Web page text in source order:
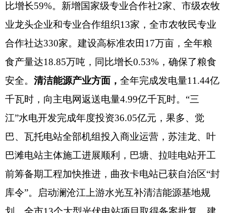
比增长59%。新增国家级专业合作社2家、市级农牧
业龙头企业和专业合作组织13家，全市农牧民专业
合作社达330家。建设高标准农田 17万亩，全年粮
食产量达18.85万吨，同比增长0.53%，确保了粮食
安全。 清洁能源产业方面， 全年完成发电量11.44亿
千瓦时，向主电网返送电量4.99亿千瓦时。“三
江”水电开发完成年度投资36.05亿元，果多、觉
巴、瓦托电站全部机组投入商业运营， 苏洼龙、 叶
巴滩电站主体施工进展顺利，巴塘、拉哇电站开工
前筹备期工程加快推进，曲孜卡电站已获自治区“封
库令”。启动澜沧江上游水光互补清洁能源基地规